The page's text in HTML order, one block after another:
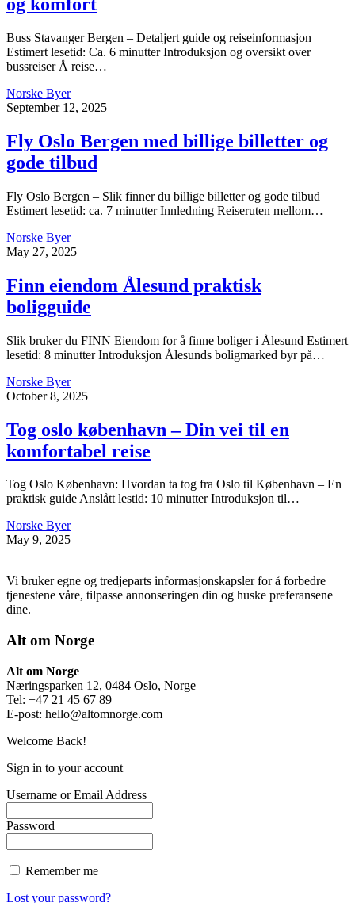
Buss Stavanger Bergen – Detaljert guide og reiseinformasjon
Estimert lesetid: Ca. 6 minutter Introduksjon og oversikt over
bussreiser Å reise…
Norske Byer
September 12, 2025
Fly Oslo Bergen med billige billetter og
gode tilbud
Fly Oslo Bergen – Slik finner du billige billetter og gode tilbud
Estimert lesetid: ca. 7 minutter Innledning Reiseruten mellom…
Norske Byer
May 27, 2025
Finn eiendom Ålesund praktisk
boligguide
Slik bruker du FINN Eiendom for å finne boliger i Ålesund Estimert
lesetid: 8 minutter Introduksjon Ålesunds boligmarked byr på…
Norske Byer
October 8, 2025
Tog oslo københavn – Din vei til en
komfortabel reise
Tog Oslo København: Hvordan ta tog fra Oslo til København – En
praktisk guide Anslått lestid: 10 minutter Introduksjon til…
Norske Byer
May 9, 2025
Vi bruker egne og tredjeparts informasjonskapsler for å forbedre
tjenestene våre, tilpasse annonseringen din og huske preferansene
dine.
Alt om Norge
Alt om Norge
Næringsparken 12, 0484 Oslo, Norge
Tel: +47 21 45 67 89
E-post: hello@altomnorge.com
Welcome Back!
Sign in to your account
Username or Email Address
Password
Remember me
Lost your password?